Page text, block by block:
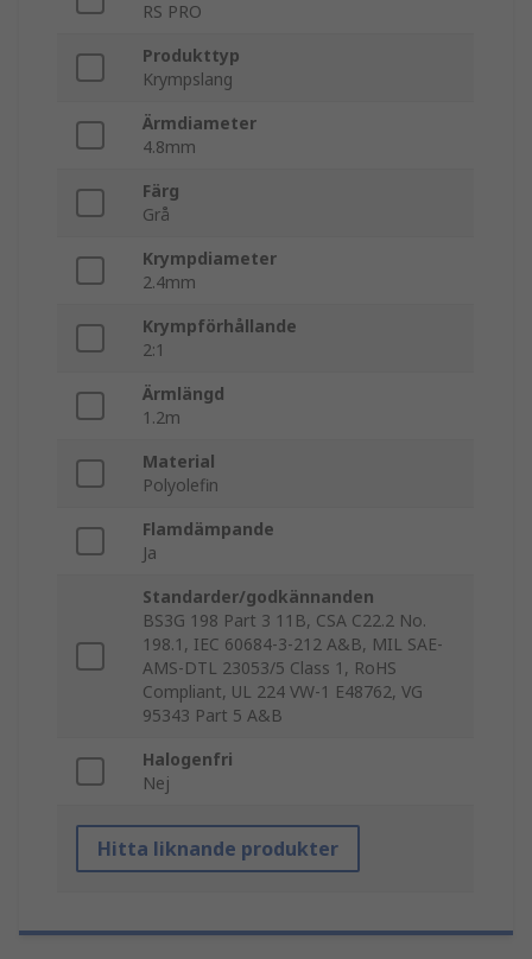
RS PRO
Produkttyp
Krympslang
Ärmdiameter
4.8mm
Färg
Grå
Krympdiameter
2.4mm
Krympförhållande
2:1
Ärmlängd
1.2m
Material
Polyolefin
Flamdämpande
Ja
Standarder/godkännanden
BS3G 198 Part 3 11B, CSA C22.2 No.
198.1, IEC 60684-3-212 A&B, MIL SAE-
AMS-DTL 23053/5 Class 1, RoHS
Compliant, UL 224 VW-1 E48762, VG
95343 Part 5 A&B
Halogenfri
Nej
Hitta liknande produkter